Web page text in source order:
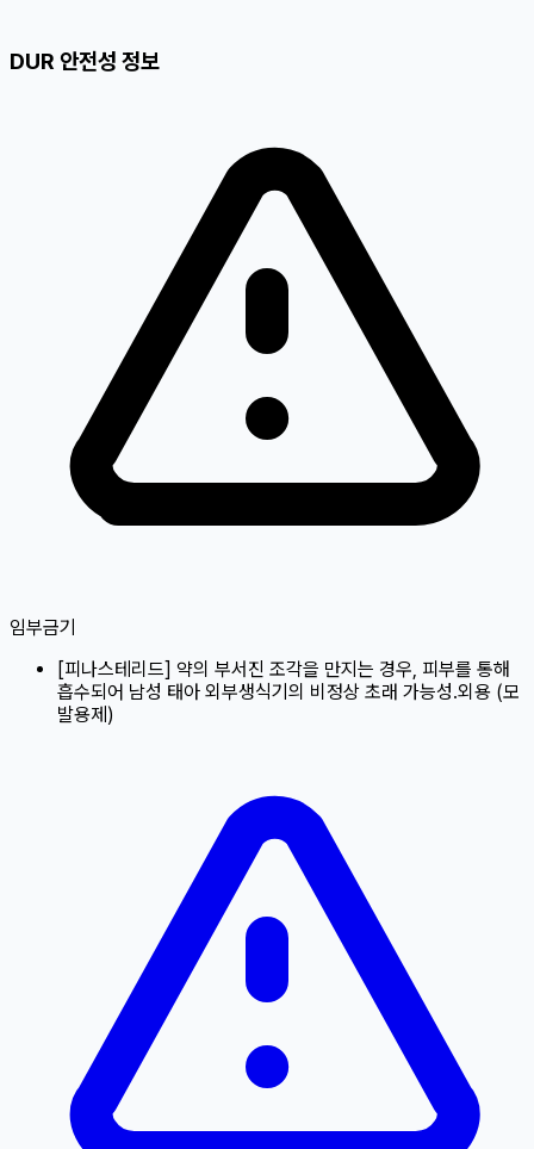
DUR 안전성 정보
임부금기
[피나스테리드] 약의 부서진 조각을 만지는 경우, 피부를 통해
흡수되어 남성 태아 외부생식기의 비정상 초래 가능성.외용 (모
발용제)